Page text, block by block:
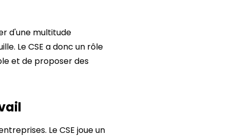
d'une multitude
Le CSE a donc un rôle
et de proposer des
Le CSE joue un